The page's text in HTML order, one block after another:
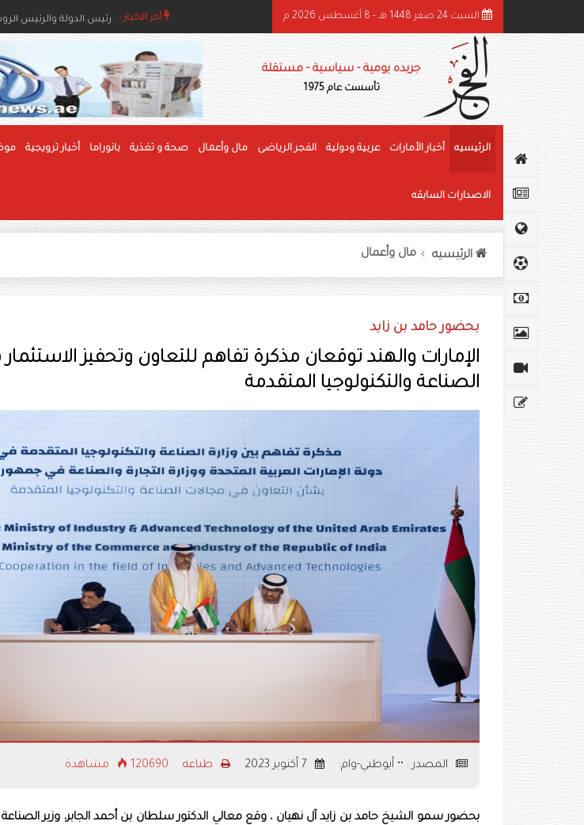
أخر الاخبار : رئيس الدولة ونائباه الدولة ونائباه يهنئون رئيس كوت ديفوار بذكرى استقلال بلاده
السبت 24 صفر 1448 هـ - 8 أغسطس 2026 م
جريده يومية - سياسية - مستقلة
تأسست عام 1975
الرئيسيه أخبار الأمارات عربية ودولية الفجر الرياضى مال وأعمال صحة و تغذية بانوراما أخبار ترويجية
الاصدارات السابقه
الرئيسيه مال وأعمال
بحضور حامد بن زايد
الإمارات والهند توقعان مذكرة تفاهم للتعاون وتحفيز
الصناعة والتكنولوجيا المتقدمة
المصدر : •• أبوظبي-وام: طباعه 120690 مشاهدة
بحضور سمو الشيخ حامد بن زايد آل نهيان ، وقع معالي الدكتور سلطان بن أحمد الجابر، وزير الصناعة